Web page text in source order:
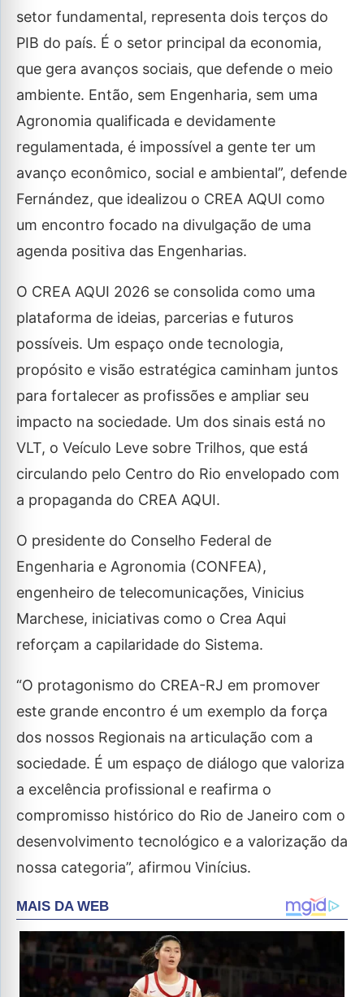
setor fundamental, representa dois terços do
PIB do país. É o setor principal da economia,
que gera avanços sociais, que defende o meio
ambiente. Então, sem Engenharia, sem uma
Agronomia qualificada e devidamente
regulamentada, é impossível a gente ter um
avanço econômico, social e ambiental”, defende
Fernández, que idealizou o CREA AQUI como
um encontro focado na divulgação de uma
agenda positiva das Engenharias.
O CREA AQUI 2026 se consolida como uma
plataforma de ideias, parcerias e futuros
possíveis. Um espaço onde tecnologia,
propósito e visão estratégica caminham juntos
para fortalecer as profissões e ampliar seu
impacto na sociedade. Um dos sinais está no
VLT, o Veículo Leve sobre Trilhos, que está
circulando pelo Centro do Rio envelopado com
a propaganda do CREA AQUI.
O presidente do Conselho Federal de
Engenharia e Agronomia (CONFEA),
engenheiro de telecomunicações, Vinicius
Marchese, iniciativas como o Crea Aqui
reforçam a capilaridade do Sistema.
“O protagonismo do CREA-RJ em promover
este grande encontro é um exemplo da força
dos nossos Regionais na articulação com a
sociedade. É um espaço de diálogo que valoriza
a excelência profissional e reafirma o
compromisso histórico do Rio de Janeiro com o
desenvolvimento tecnológico e a valorização da
nossa categoria”, afirmou Vinícius.